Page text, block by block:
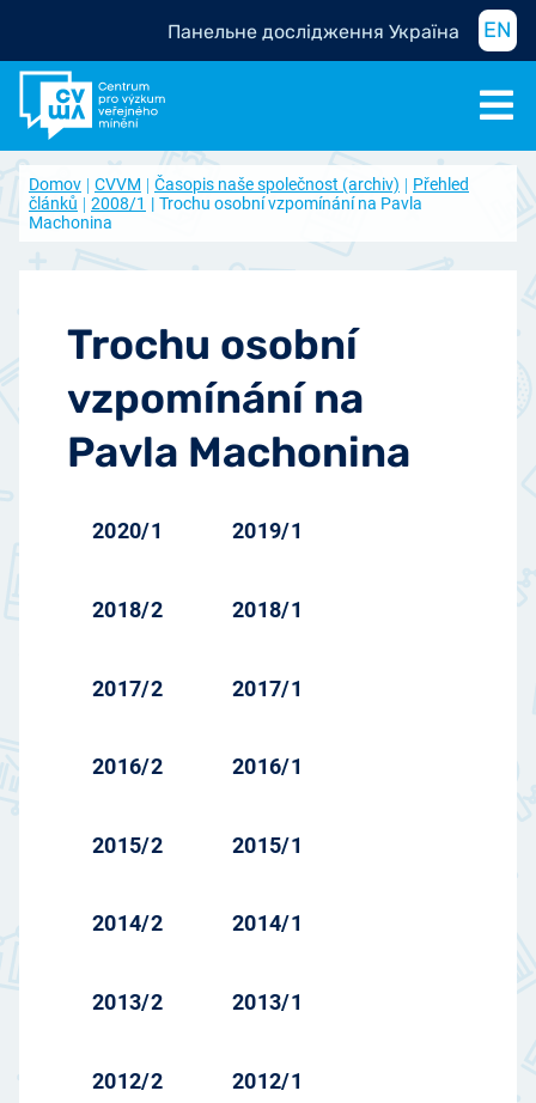
Панельне дослідження Україна EN
Domov CVVM Časopis naše společnost (archiv)
Přehled
článků
2008/1
Trochu osobní vzpomínání na Pavla
Machonina
Trochu osobní
vzpomínání na
Pavla Machonina
2020/1 2019/1
2018/2 2018/1
2017/2 2017/1
2016/2 2016/1
2015/2 2015/1
2014/2 2014/1
2013/2 2013/1
2012/2 2012/1